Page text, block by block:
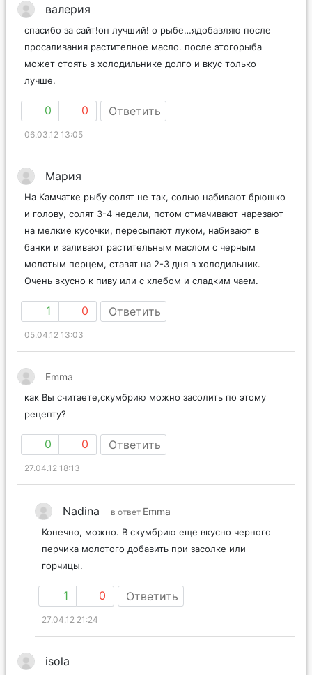
валерия
спасибо за сайт!он лучший! о рыбе…ядобавляю после
просаливания растителное масло. после этогорыба
может стоять в холодильнике долго и вкус только
лучше.
0 0 Ответить
06.03.12 13:05
Мария
На Камчатке рыбу солят не так, солью набивают брюшко
и голову, солят 3-4 недели, потом отмачивают нарезают
на мелкие кусочки, пересыпают луком, набивают в
банки и заливают растительным маслом с черным
молотым перцем, ставят на 2-3 дня в холодильник.
Очень вкусно к пиву или с хлебом и сладким чаем.
1 0 Ответить
05.04.12 13:03
Emma
как Вы считаете,скумбрию можно засолить по этому
рецепту?
0 0 Ответить
27.04.12 18:13
Nadina в ответ Emma
Конечно, можно. В скумбрию еще вкусно черного
перчика молотого добавить при засолке или
горчицы.
1 0 Ответить
27.04.12 21:24
isola